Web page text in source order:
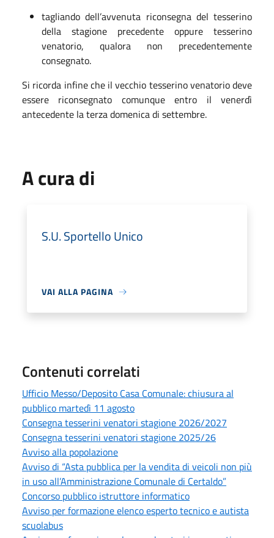
tagliando dell’avvenuta riconsegna del tesserino
della stagione precedente oppure tesserino
venatorio, qualora non precedentemente
consegnato.
Si ricorda infine che il vecchio tesserino venatorio deve
essere riconsegnato comunque entro il venerdì
antecedente la terza domenica di settembre.
A cura di
S.U. Sportello Unico
VAI ALLA PAGINA
Contenuti correlati
Ufficio Messo/Deposito Casa Comunale: chiusura al
pubblico martedì 11 agosto
Consegna tesserini venatori stagione 2026/2027
Consegna tesserini venatori stagione 2025/26
Avviso alla popolazione
Avviso di “Asta pubblica per la vendita di veicoli non più
in uso all’Amministrazione Comunale di Certaldo”
Concorso pubblico istruttore informatico
Avviso per formazione elenco esperto tecnico e autista
scuolabus